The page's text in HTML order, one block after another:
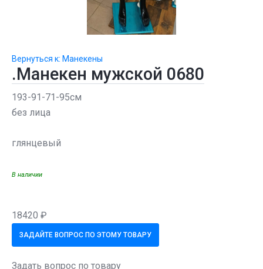
Вернуться к: Манекены
.Манекен мужской 0680
193-91-71-95см
без лица
глянцевый
В наличии
18420 ₽
ЗАДАЙТЕ ВОПРОС ПО ЭТОМУ ТОВАРУ
Задать вопрос по товару